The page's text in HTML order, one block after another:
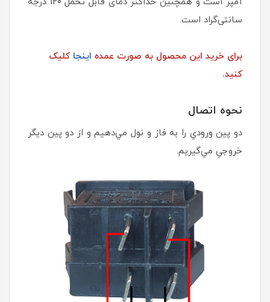
سانتی‌گراد است.
برای خرید این محصول به صورت عمده اینجا کلیک
کنید.
نحوه اتصال
دو پين ورودي را به فاز و نول مي‌دهيم و از دو پين ديگر
خروجي مي‌گيريم.